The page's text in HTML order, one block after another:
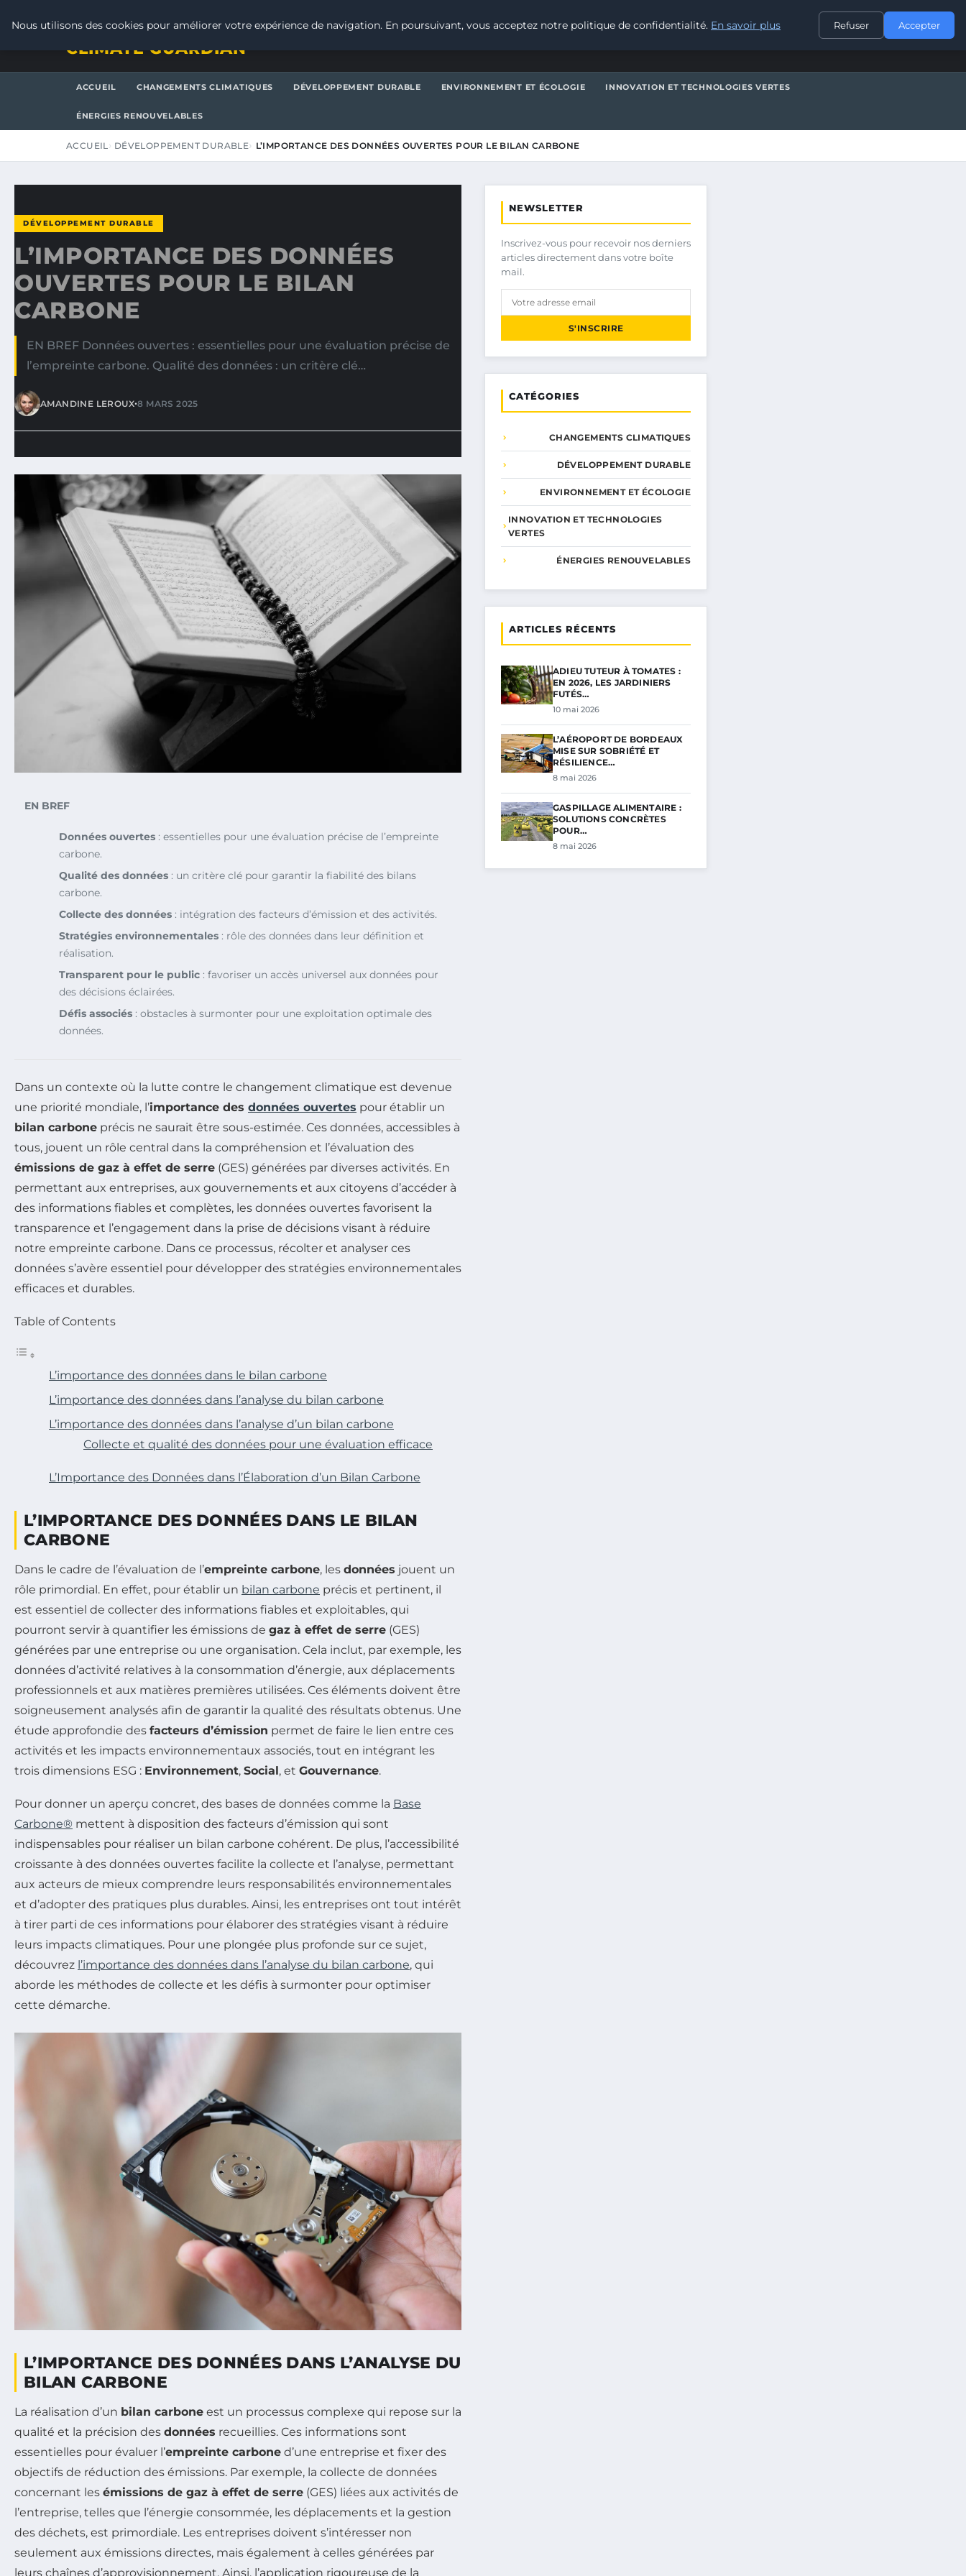
CONTACT
CLIMATE GUARDIAN
ACCUEIL CHANGEMENTS CLIMATIQUES DÉVELOPPEMENT DURABLE ENVIRONNEMENT ET ÉCOLOGIE INNOVATION ET TECHNOLOGIES VERTES
ÉNERGIES RENOUVELABLES
ACCUEIL DÉVELOPPEMENT DURABLE L’IMPORTANCE DES DONNÉES OUVERTES POUR LE BILAN CARBONE
DÉVELOPPEMENT DURABLE
L’IMPORTANCE DES DONNÉES
OUVERTES POUR LE BILAN
CARBONE
EN BREF Données ouvertes : essentielles pour une évaluation précise de
l’empreinte carbone. Qualité des données : un critère clé…
AMANDINE LEROUX•8 MARS 2025
EN BREF
Données ouvertes : essentielles pour une évaluation précise de l’empreinte
carbone.
Qualité des données : un critère clé pour garantir la fiabilité des bilans
carbone.
Collecte des données : intégration des facteurs d’émission et des activités.
Stratégies environnementales : rôle des données dans leur définition et
réalisation.
Transparent pour le public : favoriser un accès universel aux données pour
des décisions éclairées.
Défis associés : obstacles à surmonter pour une exploitation optimale des
données.
Dans un contexte où la lutte contre le changement climatique est devenue
une priorité mondiale, l’importance des données ouvertes pour établir un
bilan carbone précis ne saurait être sous-estimée. Ces données, accessibles à
tous, jouent un rôle central dans la compréhension et l’évaluation des
émissions de gaz à effet de serre (GES) générées par diverses activités. En
permettant aux entreprises, aux gouvernements et aux citoyens d’accéder à
des informations fiables et complètes, les données ouvertes favorisent la
transparence et l’engagement dans la prise de décisions visant à réduire
notre empreinte carbone. Dans ce processus, récolter et analyser ces
données s’avère essentiel pour développer des stratégies environnementales
efficaces et durables.
Table of Contents
L’importance des données dans le bilan carbone
L’importance des données dans l’analyse du bilan carbone
L’importance des données dans l’analyse d’un bilan carbone
Collecte et qualité des données pour une évaluation efficace
L’Importance des Données dans l’Élaboration d’un Bilan Carbone
L’IMPORTANCE DES DONNÉES DANS LE BILAN
CARBONE
Dans le cadre de l’évaluation de l’empreinte carbone, les données jouent un
rôle primordial. En effet, pour établir un bilan carbone précis et pertinent, il
est essentiel de collecter des informations fiables et exploitables, qui
pourront servir à quantifier les émissions de gaz à effet de serre (GES)
générées par une entreprise ou une organisation. Cela inclut, par exemple, les
données d’activité relatives à la consommation d’énergie, aux déplacements
professionnels et aux matières premières utilisées. Ces éléments doivent être
soigneusement analysés afin de garantir la qualité des résultats obtenus. Une
étude approfondie des facteurs d’émission permet de faire le lien entre ces
activités et les impacts environnementaux associés, tout en intégrant les
trois dimensions ESG : Environnement, Social, et Gouvernance.
Pour donner un aperçu concret, des bases de données comme la Base
Carbone® mettent à disposition des facteurs d’émission qui sont
indispensables pour réaliser un bilan carbone cohérent. De plus, l’accessibilité
croissante à des données ouvertes facilite la collecte et l’analyse, permettant
aux acteurs de mieux comprendre leurs responsabilités environnementales
et d’adopter des pratiques plus durables. Ainsi, les entreprises ont tout intérêt
à tirer parti de ces informations pour élaborer des stratégies visant à réduire
leurs impacts climatiques. Pour une plongée plus profonde sur ce sujet,
découvrez l’importance des données dans l’analyse du bilan carbone, qui
aborde les méthodes de collecte et les défis à surmonter pour optimiser
cette démarche.
L’IMPORTANCE DES DONNÉES DANS L’ANALYSE DU
BILAN CARBONE
La réalisation d’un bilan carbone est un processus complexe qui repose sur la
qualité et la précision des données recueillies. Ces informations sont
essentielles pour évaluer l’empreinte carbone d’une entreprise et fixer des
objectifs de réduction des émissions. Par exemple, la collecte de données
concernant les émissions de gaz à effet de serre (GES) liées aux activités de
l’entreprise, telles que l’énergie consommée, les déplacements et la gestion
des déchets, est primordiale. Les entreprises doivent s’intéresser non
seulement aux émissions directes, mais également à celles générées par
leurs chaînes d’approvisionnement. Ainsi, l’application rigoureuse de la
NEWSLETTER
Inscrivez-vous pour recevoir nos derniers
articles directement dans votre boîte
mail.
S'INSCRIRE
CATÉGORIES
CHANGEMENTS CLIMATIQUES
DÉVELOPPEMENT DURABLE
ENVIRONNEMENT ET ÉCOLOGIE
INNOVATION ET TECHNOLOGIES
VERTES
ÉNERGIES RENOUVELABLES
ARTICLES RÉCENTS
ADIEU TUTEUR À TOMATES :
EN 2026, LES JARDINIERS
FUTÉS…
10 mai 2026
L’AÉROPORT DE BORDEAUX
MISE SUR SOBRIÉTÉ ET
RÉSILIENCE…
8 mai 2026
GASPILLAGE ALIMENTAIRE :
SOLUTIONS CONCRÈTES
POUR…
8 mai 2026
Nous utilisons des cookies pour améliorer votre expérience de navigation. En poursuivant, vous acceptez notre politique de confidentialité. En savoir plus Refuser Accepter